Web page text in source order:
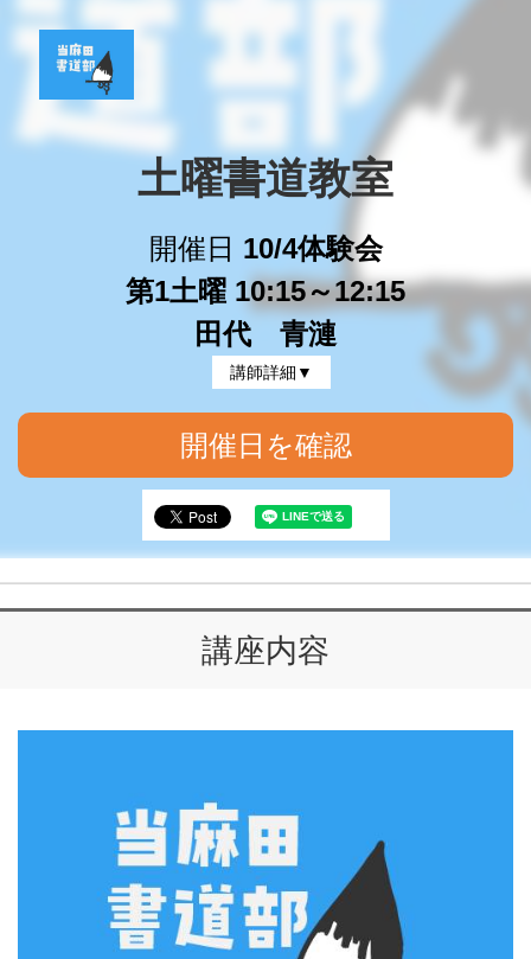
土曜書道教室
開催日 10/4体験会
第1土曜 10:15～12:15
田代 青漣
講師詳細▼
開催日を確認
講座内容